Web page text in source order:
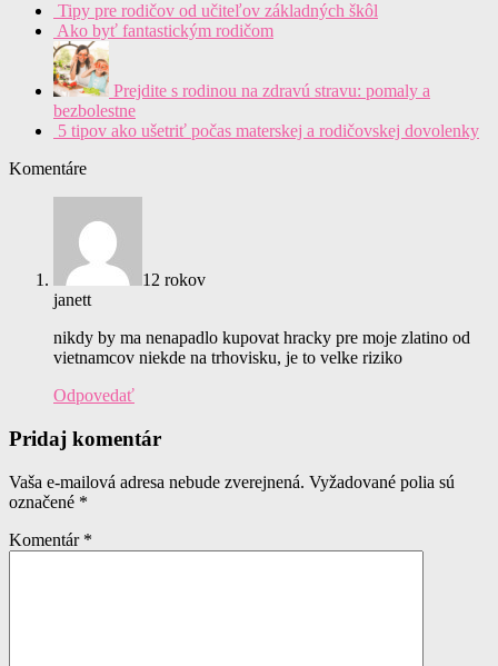
Tipy pre rodičov od učiteľov základných škôl
Ako byť fantastickým rodičom
Prejdite s rodinou na zdravú stravu: pomaly a
bezbolestne
5 tipov ako ušetriť počas materskej a rodičovskej dovolenky
Komentáre
12 rokov
janett
nikdy by ma nenapadlo kupovat hracky pre moje zlatino od
vietnamcov niekde na trhovisku, je to velke riziko
Odpovedať
Pridaj komentár
Vaša e-mailová adresa nebude zverejnená. Vyžadované polia sú
označené *
Komentár *